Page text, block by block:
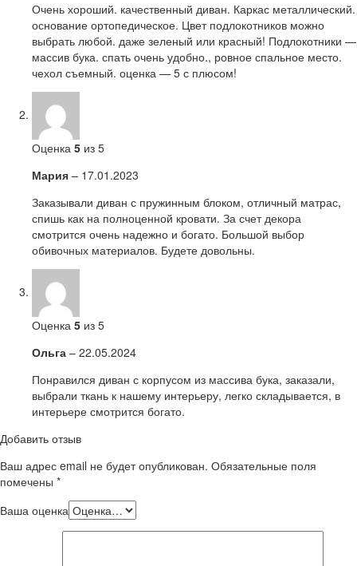
Очень хороший. качественный диван. Каркас металлический.
основание ортопедическое. Цвет подлокотников можно
выбрать любой. даже зеленый или красный! Подлокотники —
массив бука. спать очень удобно., ровное спальное место.
чехол съемный. оценка — 5 с плюсом!
Оценка 5 из 5
Мария – 17.01.2023
Заказывали диван с пружинным блоком, отличный матрас,
спишь как на полноценной кровати. За счет декора
смотрится очень надежно и богато. Большой выбор
обивочных материалов. Будете довольны.
Оценка 5 из 5
Ольга – 22.05.2024
Понравился диван с корпусом из массива бука, заказали,
выбрали ткань к нашему интерьеру, легко складывается, в
интерьере смотрится богато.
Добавить отзыв
Ваш адрес email не будет опубликован. Обязательные поля
помечены *
Ваша оценка